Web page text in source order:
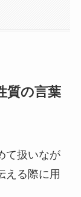
質の言葉
て扱いなが
える際に用